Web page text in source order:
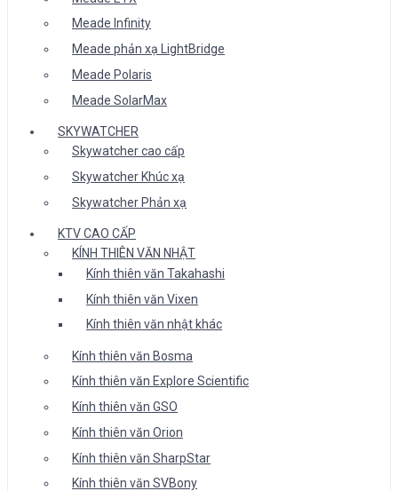
Meade Infinity
Meade phản xạ LightBridge
Meade Polaris
Meade SolarMax
SKYWATCHER
Skywatcher cao cấp
Skywatcher Khúc xạ
Skywatcher Phản xạ
KTV CAO CẤP
KÍNH THIÊN VĂN NHẬT
Kính thiên văn Takahashi
Kính thiên văn Vixen
Kính thiên văn nhật khác
Kính thiên văn Bosma
Kính thiên văn Explore Scientific
Kính thiên văn GSO
Kính thiên văn Orion
Kính thiên văn SharpStar
Kính thiên văn SVBony